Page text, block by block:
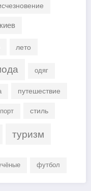
киев
лето
одяг
путешествие
стиль
туризм
футбол